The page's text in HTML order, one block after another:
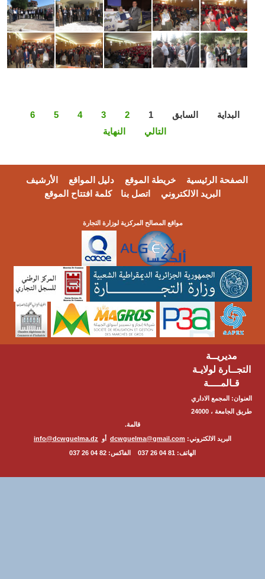
السابق 1
2
3
4
5
6
النهاية
الرئيسية خريطة الموقع دليل المواقع
الأرشيف
البريد الالكتروني
اتصل بنا كلمة افتتاح الموقع
مواقع المصالح المركزية لوزارة التجارة
مديريــة
لولايـة
المجمع الاداري
طريق الجامعة ، 24000
البريد الالكتروني:dcwguelma@gmail.comأوinfo@dcwguelma.dz